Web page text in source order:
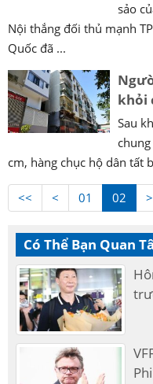
sảo
Nội thắng đối thủ mạnh
Quốc đã ...
khỏi
Sau
cm, hàng chục hộ dân tất
<< < 01 02
Có Thể Bạn Quan